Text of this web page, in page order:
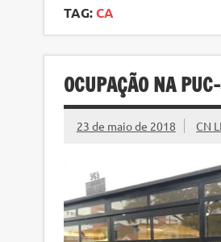
TAG:CA
OCUPAÇÃO NA
23 de maio de 2018 CN LL